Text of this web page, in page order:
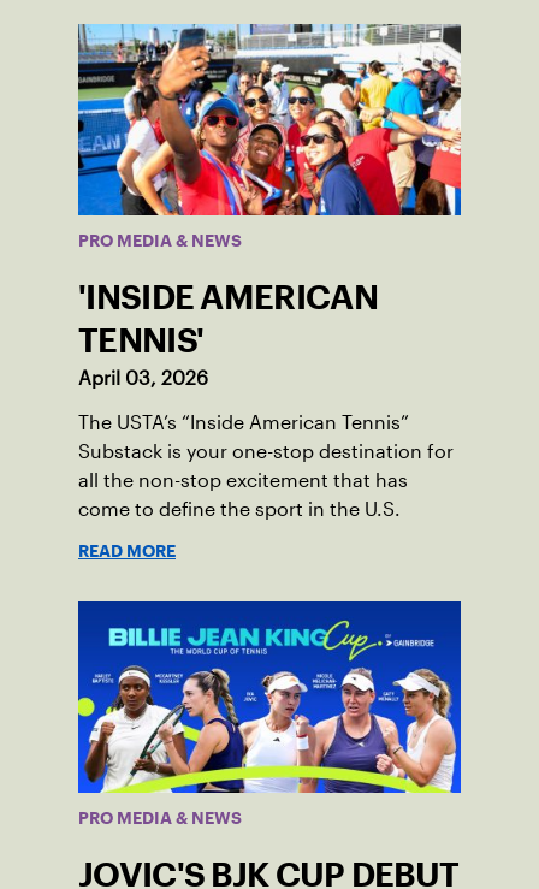
PRO MEDIA & NEWS
'INSIDE AMERICAN
TENNIS'
April 03, 2026
The USTA’s “Inside American Tennis”
Substack is your one-stop destination for
all the non-stop excitement that has
come to define the sport in the U.S.
READ MORE
PRO MEDIA & NEWS
JOVIC'S BJK CUP DEBUT